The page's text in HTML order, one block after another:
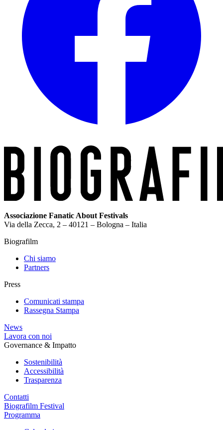
Associazione Fanatic About Festivals
Via della Zecca, 2 – 40121 – Bologna – Italia
Biografilm
Chi siamo
Partners
Press
Comunicati stampa
Rassegna Stampa
News
Lavora con noi
Governance & Impatto
Sostenibilità
Accessibilità
Trasparenza
Contatti
Biografilm Festival
Programma